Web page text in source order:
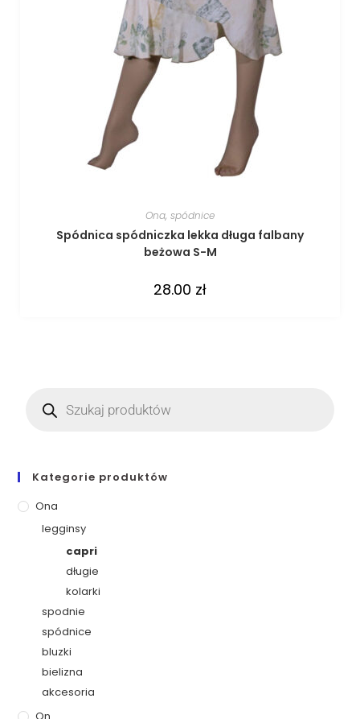
Ona, spódnice
Spódnica spódniczka lekka długa falbany
beżowa S-M
28.00 zł
Kategorie produktów
Ona
legginsy
capri
długie
kolarki
spodnie
spódnice
bluzki
bielizna
akcesoria